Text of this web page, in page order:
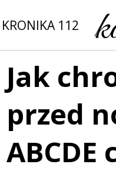
KRONIKA 112
Jak
przed